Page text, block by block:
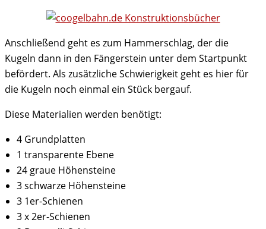
Anschließend geht es zum Hammerschlag, der die
Kugeln dann in den Fängerstein unter dem Startpunkt
befördert. Als zusätzliche Schwierigkeit geht es hier für
die Kugeln noch einmal ein Stück bergauf.
Diese Materialien werden benötigt:
4 Grundplatten
1 transparente Ebene
24 graue Höhensteine
3 schwarze Höhensteine
3 1er-Schienen
3 x 2er-Schienen